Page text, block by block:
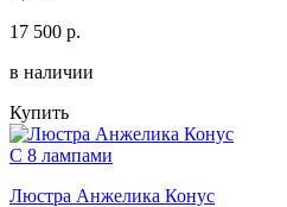
17 500 р.
в наличии
Купить
С 8 лампами
Люстра Анжелика Конус